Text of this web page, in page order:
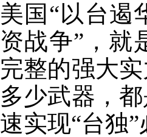
美国“以台遏
资战争”，就
完整的强大
多少武器，
速实现“台独